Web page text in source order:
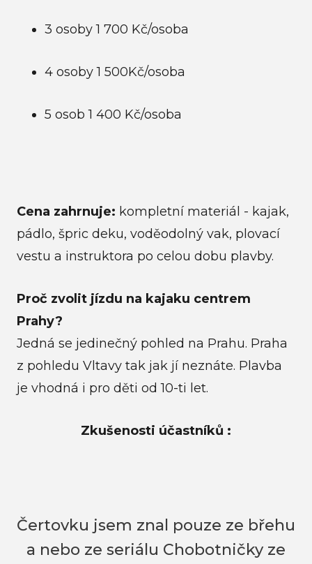
3 osoby 1 700 Kč/osoba
4 osoby 1 500Kč/osoba
5 osob 1 400 Kč/osoba
Cena zahrnuje: kompletní materiál - kajak,
pádlo, špric deku, voděodolný vak, plovací
vestu a instruktora po celou dobu plavby.
Proč zvolit jízdu na kajaku centrem
Prahy?
Jedná se jedinečný pohled na Prahu. Praha
z pohledu Vltavy tak jak jí neznáte. Plavba
je vhodná i pro děti od 10-ti let.
Zkušenosti účastníků :
Čertovku jsem znal pouze ze břehu
a nebo ze seriálu Chobotničky ze